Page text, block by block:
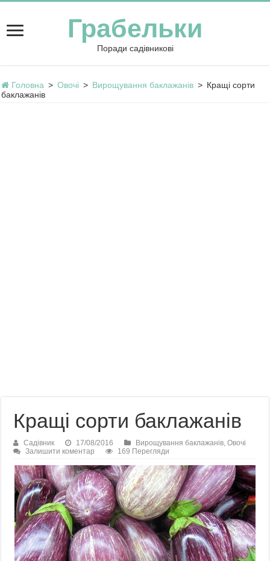
Грабельки
Поради садівникові
Головна > Овочі > Вирощування баклажанів > Кращі сорти
баклажанів
Кращі сорти баклажанів
Садівник 17/08/2016 Вирощування баклажанів,Овочі
Залишити коментар
169 Перегляди